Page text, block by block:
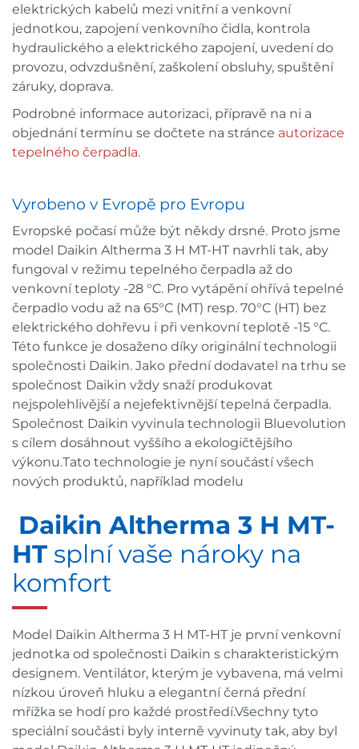
elektrických kabelů mezi vnitřní a venkovní
jednotkou, zapojení venkovního čidla, kontrola
hydraulického a elektrického zapojení, uvedení do
provozu, odvzdušnění, zaškolení obsluhy, spuštění
záruky, doprava.
Podrobné informace autorizaci, přípravě na ni a
objednání termínu se dočtete na stránce autorizace
tepelného čerpadla.
Vyrobeno v Evropě pro Evropu
Evropské počasí může být někdy drsné. Proto jsme
model Daikin Altherma 3 H MT-HT navrhli tak, aby
fungoval v režimu tepelného čerpadla až do
venkovní teploty -28 °C. Pro vytápění ohřívá tepelné
čerpadlo vodu až na 65°C (MT) resp. 70°C (HT) bez
elektrického dohřevu i při venkovní teplotě -15 °C.
Této funkce je dosaženo díky originální technologii
společnosti Daikin. Jako přední dodavatel na trhu se
společnost Daikin vždy snaží produkovat
nejspolehlivější a nejefektivnější tepelná čerpadla.
Společnost Daikin vyvinula technologii Bluevolution
s cílem dosáhnout vyššího a ekologičtějšího
výkonu.Tato technologie je nyní součástí všech
nových produktů, například modelu
Daikin Altherma 3 H MT-
HT splní vaše nároky na
komfort
Model Daikin Altherma 3 H MT-HT je první venkovní
jednotka od společnosti Daikin s charakteristickým
designem. Ventilátor, kterým je vybavena, má velmi
nízkou úroveň hluku a elegantní černá přední
mřížka se hodí pro každé prostředí.Všechny tyto
speciální součásti byly interně vyvinuty tak, aby byl